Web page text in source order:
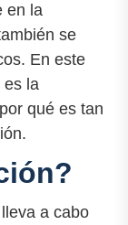
en la
se
En este
es la
qué es tan
a cabo